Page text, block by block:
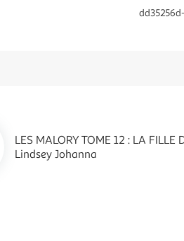
LES MALORY TOME 12 : LA FILLE
Lindsey Johanna